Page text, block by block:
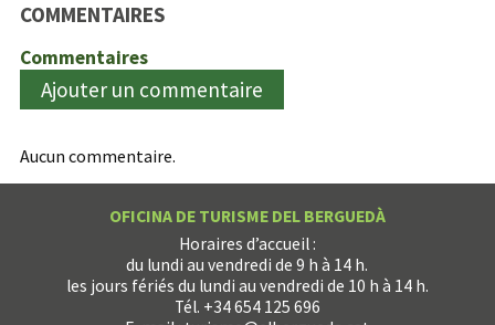
COMMENTAIRES
Commentaires
Ajouter un commentaire
Aucun commentaire.
OFICINA DE TURISME DEL BERGUEDÀ
Horaires d’accueil :
du lundi au vendredi de 9 h à 14 h.
les jours fériés du lundi au vendredi de 10 h à 14 h.
Tél. +34 654 125 696